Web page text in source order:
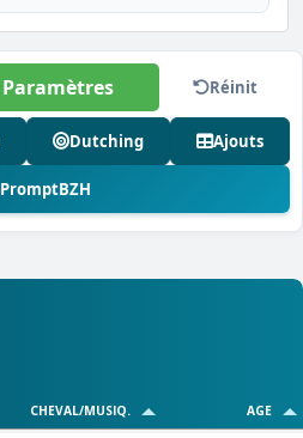
Paramètres Réinit
Dutching Ajouts
PromptBZH
CHEVAL/MUSIQ. AGE